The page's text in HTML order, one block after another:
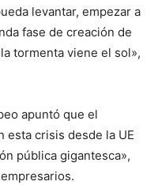
levantar, empezar a
fase de creación de
tormenta viene el sol»,
apuntó que el
esta crisis desde la UE
pública gigantesca»,